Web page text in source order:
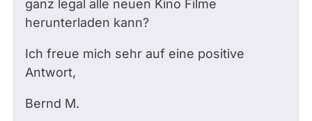
ganz legal alle neuen Kino Filme
herunterladen kann?
Ich freue mich sehr auf eine positive
Antwort,
Bernd M.